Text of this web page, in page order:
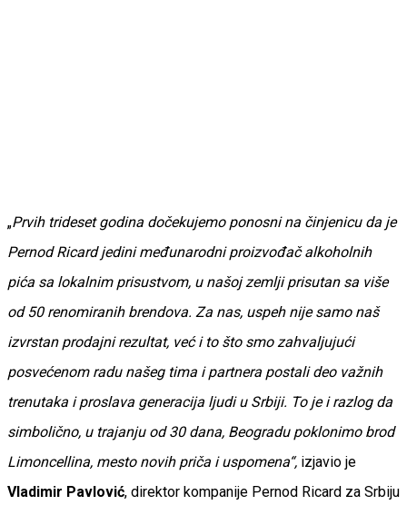
„Prvih trideset godina dočekujemo ponosni na činjenicu da je
Pernod Ricard jedini međunarodni proizvođač alkoholnih
pića sa lokalnim prisustvom, u našoj zemlji prisutan sa više
od 50 renomiranih brendova. Za nas, uspeh nije samo naš
izvrstan prodajni rezultat, već i to što smo zahvaljujući
posvećenom radu našeg tima i partnera postali deo važnih
trenutaka i proslava generacija ljudi u Srbiji. To je i razlog da
simbolično, u trajanju od 30 dana, Beogradu poklonimo brod
Limoncellina, mesto novih priča i uspomena“, izjavio je
Vladimir Pavlović, direktor kompanije Pernod Ricard za Srbiju